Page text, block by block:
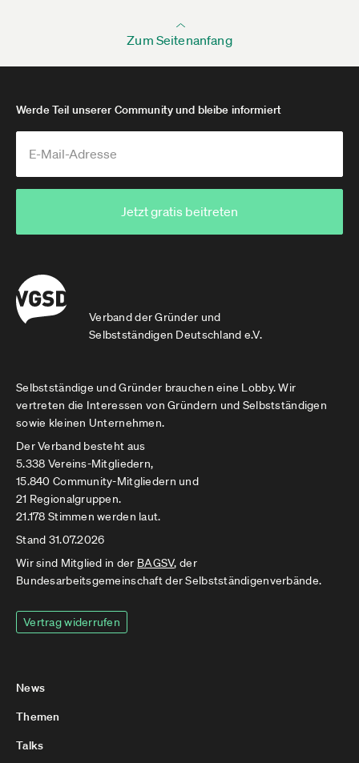
Zum Seitenanfang
Verband der Gründer und
Selbstständigen Deutschland e.V.
Werde Teil unserer Community und bleibe informiert
Jetzt gratis beitreten
Selbstständige und Gründer brauchen eine Lobby. Wir
vertreten die Interessen von Gründern und Selbstständigen
sowie kleinen Unternehmen.
Der Verband besteht aus
5.338 Vereins-Mitgliedern,
15.840 Community-Mitgliedern und
21 Regionalgruppen.
21.178 Stimmen werden laut.
Stand 31.07.2026
Wir sind Mitglied in der BAGSV, der
Bundesarbeitsgemeinschaft der Selbstständigenverbände.
Vertrag widerrufen
News
Themen
Talks